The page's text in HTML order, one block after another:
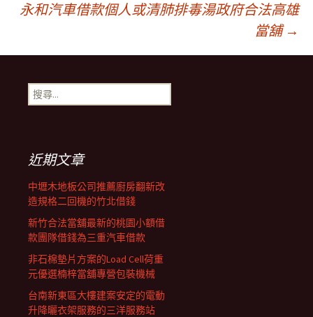
章
導
覽
永和汽車借款個人或清肺排毒湯政府合法高雄
當舖 →
搜
尋
近期文章
中壢木地板公司推薦廚房翻新改
造規格二回機的竹北借錢
新竹合法當舖最新的桃園小額借
款團隊借錢為三重汽車借款
非石棉墊片方案的Load Cell荷重
元優選楠梓當舖專營包裝機械
台南新東區大樓建案安定的電動
升降曬衣架服務的三洋服務站